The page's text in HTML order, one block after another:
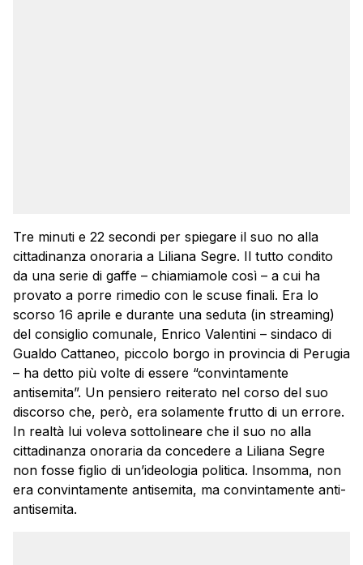
Tre minuti e 22 secondi per spiegare il suo no alla
cittadinanza onoraria a Liliana Segre. Il tutto condito
da una serie di gaffe – chiamiamole così – a cui ha
provato a porre rimedio con le scuse finali. Era lo
scorso 16 aprile e durante una seduta (in streaming)
del consiglio comunale, Enrico Valentini – sindaco di
Gualdo Cattaneo, piccolo borgo in provincia di Perugia
– ha detto più volte di essere “convintamente
antisemita”. Un pensiero reiterato nel corso del suo
discorso che, però, era solamente frutto di un errore.
In realtà lui voleva sottolineare che il suo no alla
cittadinanza onoraria da concedere a Liliana Segre
non fosse figlio di un’ideologia politica. Insomma, non
era convintamente antisemita, ma convintamente anti-
antisemita.